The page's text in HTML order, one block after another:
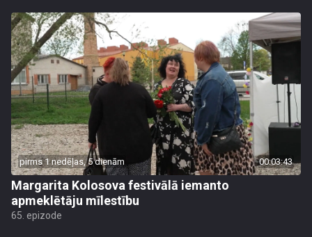
pirms 1 nedēļas, 5 dienām 00:03:43
Margarita Kolosova festivālā iemanto
apmeklētāju mīlestību
65. epizode